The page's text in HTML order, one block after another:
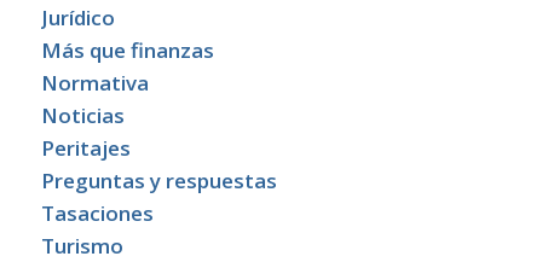
Jurídico
Más que finanzas
Normativa
Noticias
Peritajes
Preguntas y respuestas
Tasaciones
Turismo